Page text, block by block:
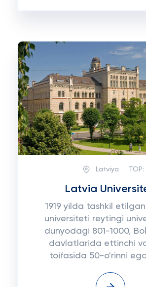
Latviya TOP:
Latvia
1919 yilda tashkil
universiteti reytingi
dunyodagi 801-1000,
davlatlarida ettinchi va
toifasida 50-o'rinni